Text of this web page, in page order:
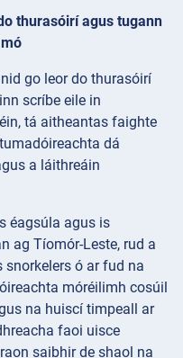
thurasóirí agus tugann
go leor do thurasóirí
scríbe eile in
tá aitheantas faighte
dá
a láithreáin
éagsúla agus is
ag Tíomór-Leste, rud a
ó ar fud na
móréilimh cosúil
na huiscí timpeall ar
faoi uisce
saibhir de shaol na